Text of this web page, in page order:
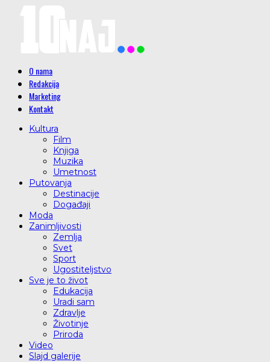
O nama
Redakcija
Marketing
Kontakt
Kultura
Film
Knjiga
Muzika
Umetnost
Putovanja
Destinacije
Događaji
Moda
Zanimljivosti
Zemlja
Svet
Sport
Ugostiteljstvo
Sve je to život
Edukacija
Uradi sam
Zdravlje
Životinje
Priroda
Video
Slajd galerije